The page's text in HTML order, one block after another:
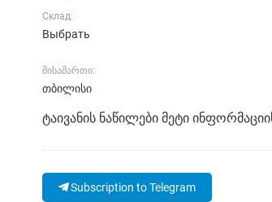
Склад:
Выбрать
მისამართი:
თბილისი
ტაივანის ნაწილები მეტი
Subscription to Telegram